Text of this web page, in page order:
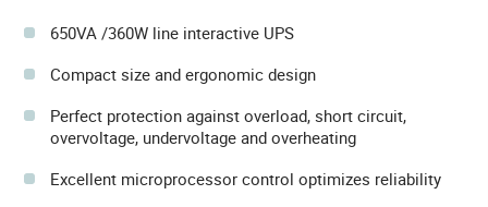
650VA /360W line interactive UPS
Compact size and ergonomic design
Perfect protection against overload, short circuit,
overvoltage, undervoltage and overheating
Excellent microprocessor control optimizes reliability